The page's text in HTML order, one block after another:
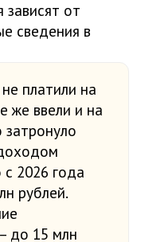
от
сведения в
платили на
же ввели и на
2026 года
рублей.
до 15 млн